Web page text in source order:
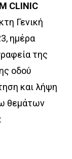
CLINIC
Γενική
ημέρα
της
οδού
και λήψη
θεμάτων